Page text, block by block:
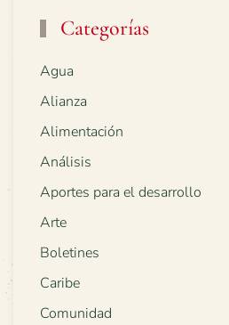
Categorías
Agua
Alianza
Alimentación
Análisis
Aportes para el desarrollo
Arte
Boletines
Caribe
Comunidad